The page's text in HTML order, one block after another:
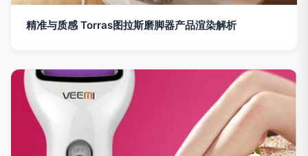
精准与质感 Torras图拉斯磨脚器产品渲染解析